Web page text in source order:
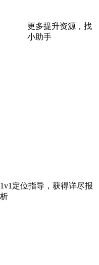
更多提升资源，找
小助手
定位指导， 获得详尽报